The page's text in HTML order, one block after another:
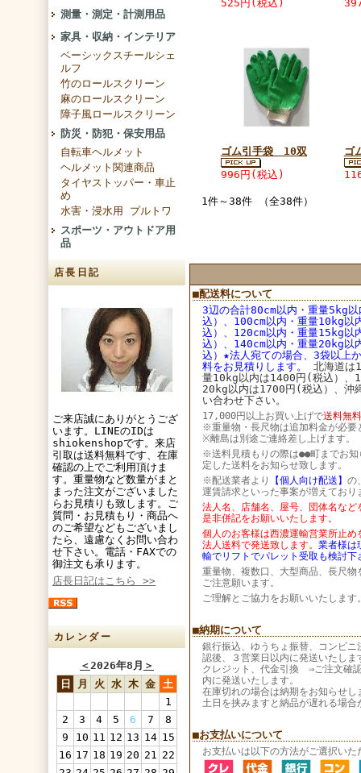
測量・測定・計測用品
家具・収納・インテリア
ベーシックスチールシェ
ルフ
竹のロールスクリーン
麻のロールスクリーン
障子風ロールスクリーン
防災・防犯・保安用品
自転車ヘルメット
ヘルメット関連商品
タイヤストッパー・車止
め
水害・浸水用 プルトワ
スポーツ・アウトドア用
品
店長日記
ご来店誠にありがとうござ
います。LINEのIDは
shiokenshopです。来店
引取は送料無料です、在庫
確認の上でご利用頂けま
す。重量物など数量がまと
まった注文がございました
らお見積りも致します。ご
質問・お見積もり・商品へ
のご希望などもございまし
たら、遠慮なくお問い合わ
せ下さい。電話・FAXでの
御注文も承ります。
店長日記はこちら >>
カレンダー
＜2026年8月 ＞
日
月 火 水 木 金 土
1
2
3 4 5 6 7
8
9
10 11 12 13 14 15
16 17 18 19 20 21 22
525円(税込)
ゴム引手袋 10双
996円(税込)
ゴ
1件～38件 （全38件）
■配送料について
3辺の合計80cm以内・重量5kg
込）、100cm以内・重量10kg以
込）、 120cm以内・重量15kg以
込）、 140cm以内・重量20kg以
込）★法人宛ての場合、3袋以上
料をお見積りします。
北海道は
量10kg以内は1400円(税込）、
20kg以内は1700円(税込）、沖
い合わせ下さい。
17,000円以上お買い上げで送料無
※重量物・長尺物は追加料金が必要
※離島は別途ご連絡差し上げます。
※送料見積もりの際は●●町までお知
定した送料をお知らせ致します。
※配送業者より
【個人向け配送】 の
運賃請求といった事案が増えており
法人名、店舗名、屋号、団体名など
是非併記をお願いいたします。
個人のお客様は西濃運輸営業所止め
法人送料で発送致します。 業者様は
輸でリフトでパレット受取も検討下
重量物、複数口、大型商品、長尺物
ご注意願います。
ご理解とご協力をお願いいたします
■納期について
銀行振込、ゆうちょ振替、コンビ
認後、３営業日以内に発送いたしま
クレジット、代金引換 ⇒ご注文確
内に発送いたします。
在庫切れの場合は納期をお知らせし
土日を挟みますと納品が遅れる場合
■お支払いについて
お支払いは以下の方法がご選択いた